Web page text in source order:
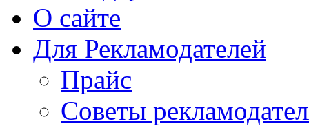
О сайте
Для Рекламодателей
Прайс
Советы